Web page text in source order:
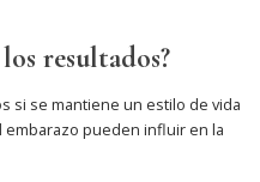
resultados?
si se mantiene un estilo de vida
embarazo pueden influir en la